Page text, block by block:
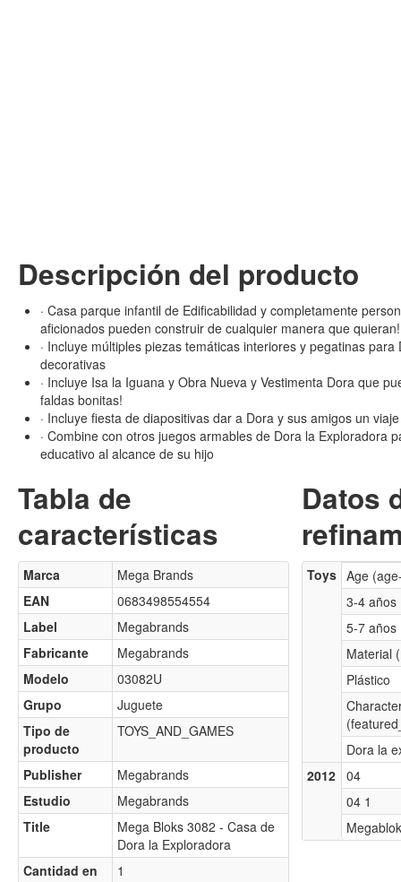
Descripción del producto
· Casa parque infantil de Edificabilidad y completamente
aficionados pueden construir de cualquier manera que quieran!
· Incluye múltiples piezas temáticas interiores y pegatinas
decorativas
· Incluye Isa la Iguana y Obra Nueva y Vestimenta Dora que
faldas bonitas!
· Incluye fiesta de diapositivas dar a Dora y sus amigos un
· Combine con otros juegos armables de Dora la Exploradora
educativo al alcance de su hijo
Tabla de
características
Marca
Mega Brands
EAN
0683498554554
Label
Megabrands
Fabricante
Megabrands
Modelo
03082U
Grupo
Juguete
Tipo de
producto
TOYS_AND_GAMES
Publisher
Megabrands
Estudio
Megabrands
Title
Mega Bloks 3082 - Casa de
Dora la Exploradora
Cantidad en
1
Datos
Toys Age
3-4 años
5-7 años
Material
Plástico
Dora la
2012
04
04 1